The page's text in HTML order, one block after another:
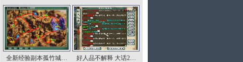
全新经验副本孤竹城… 好人品不解释 大话2…